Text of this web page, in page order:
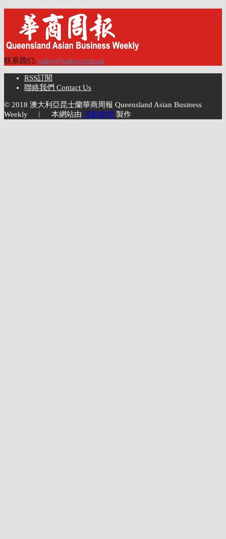
联系我们: qabw@qabw.com.au
RSS訂閱
聯絡我們 Contact Us
© 2018 澳大利亞昆士蘭華商周報 Queensland Asian Business
Weekly ︱ 本網站由 流動媒體 製作